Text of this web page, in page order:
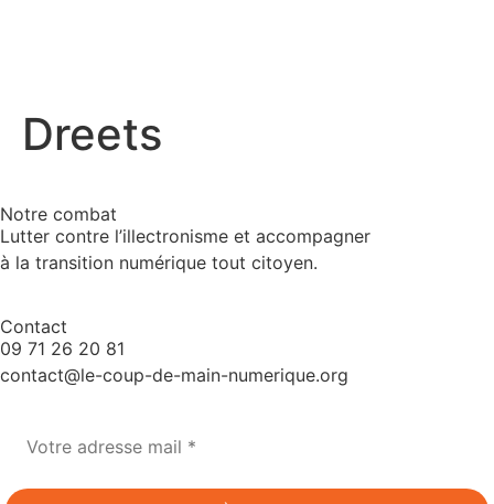
Dreets
Notre combat
Lutter contre l’illectronisme et accompagner
à la transition numérique tout citoyen.
Contact
09 71 26 20 81
contact@le-coup-de-main-numerique.org